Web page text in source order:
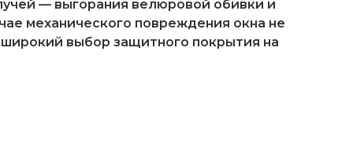
— выгорания велюровой обивки и
механического повреждения окна не
выбор защитного покрытия на